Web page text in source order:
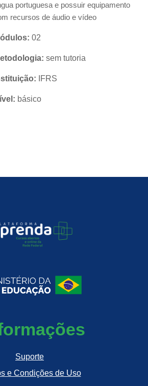
portuguesa e possuir equipamento
recursos de áudio e vídeo
02
sem tutoria
IFRS
básico
Suporte
e Condições de Uso